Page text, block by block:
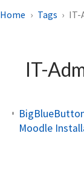
Home Tags IT-
IT-
Moodle